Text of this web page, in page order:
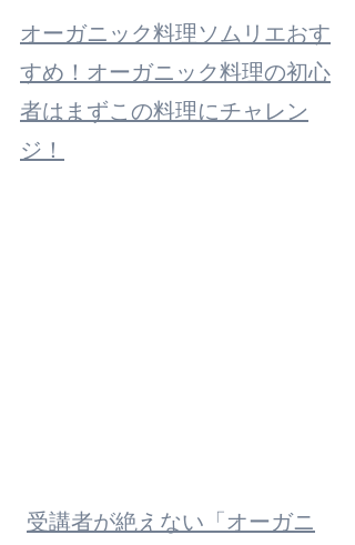
オーガニック料理ソムリエおす
すめ！オーガニック料理の初心
者はまずこの料理にチャレン
ジ！
受講者が絶えない「オーガニ